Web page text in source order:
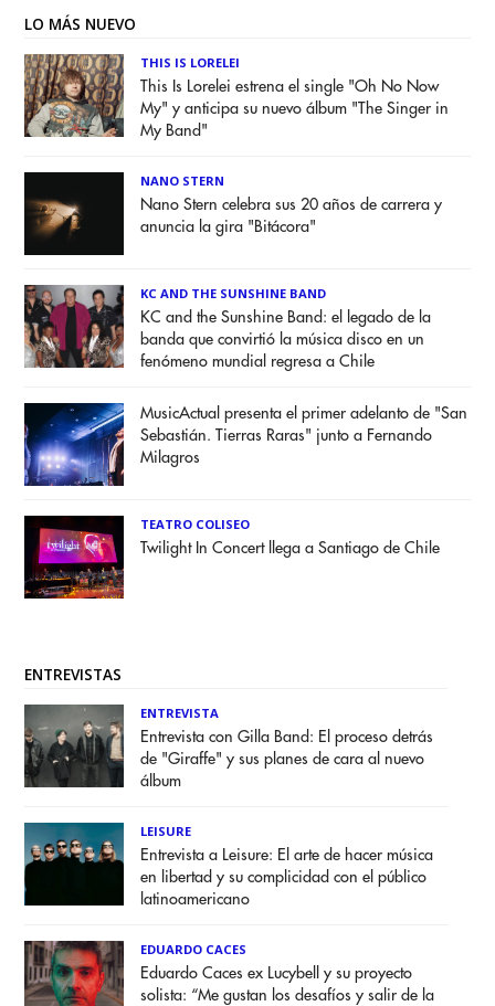
LO MÁS NUEVO
THIS IS LORELEI
This Is Lorelei estrena el single "Oh No Now
My" y anticipa su nuevo álbum "The Singer in
My Band"
NANO STERN
Nano Stern celebra sus 20 años de carrera y
anuncia la gira "Bitácora"
KC AND THE SUNSHINE BAND
KC and the Sunshine Band: el legado de la
banda que convirtió la música disco en un
fenómeno mundial regresa a Chile
MusicActual presenta el primer adelanto de "San
Sebastián. Tierras Raras" junto a Fernando
Milagros
TEATRO COLISEO
Twilight In Concert llega a Santiago de Chile
ENTREVISTAS
ENTREVISTA
Entrevista con Gilla Band: El proceso detrás
de "Giraffe" y sus planes de cara al nuevo
álbum
LEISURE
Entrevista a Leisure: El arte de hacer música
en libertad y su complicidad con el público
latinoamericano
EDUARDO CACES
Eduardo Caces ex Lucybell y su proyecto
solista: “Me gustan los desafíos y salir de la